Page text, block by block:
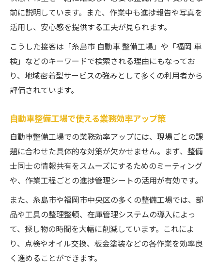
前に説明しています。また、作業中も進捗報告や写真を
活用し、安心感を提供する工夫が見られます。
こうした接客は「糸島市 自動車 整備工場」や「福岡 車
検」などのキーワードで検索される理由にもなってお
り、地域密着型サービスの強みとして多くの利用者から
評価されています。
自動車整備工場で使える業務効率アップ策
自動車整備工場での業務効率アップには、現場ごとの課
題に合わせた具体的な対策が欠かせません。まず、整備
士同士の情報共有をスムーズにするためのミーティング
や、作業工程ごとの進捗管理シートの活用が有効です。
また、糸島市や福岡市中央区の多くの整備工場では、部
品や工具の整理整頓、在庫管理システムの導入によっ
て、探し物の時間を大幅に削減しています。これによ
り、点検やオイル交換、板金塗装などの各作業を効率良
く進めることができます。